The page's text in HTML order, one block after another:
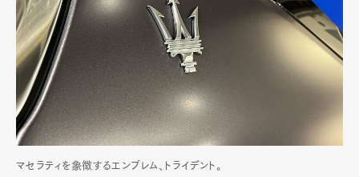
マセラティを象徴するエンブレム、トライデント。